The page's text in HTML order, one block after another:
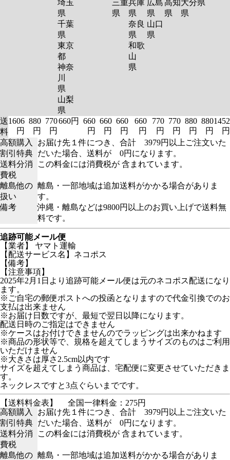
埼玉
県
千葉
県
東京
都
神奈
川
県
山梨
県
三重
県
兵庫
県
奈良
県
和歌
山
県
広島
県
山口
県
高知
県
大分
県
県
送
料
1606
円
880
円
770
円
660円
660
円
660
円
660
円
660
円
770
円
770
円
880
円
880
円
1452
円
高額購入
割引特典
お届け先１件につき、合計 3979円以上ご注文いた
だいた場合、送料が 0円になります。
送料分消
費税
この料金には消費税が 含まれています。
離島他の
扱い
離島・一部地域は追加送料がかかる場合がありま
す。
備考
沖縄・離島などは9800円以上のお買い上げで送料無
料です。
追跡可能メール便
【業者】 ヤマト運輸
【配送サービス名】ネコポス
【備考】
【注意事項】
2025年2月1日より追跡可能メール便は元のネコポス配送になり
ます。
※ご自宅の郵便ポストへの投函となりますので代金引換でのお
支払は出来ません
※お届け日数ですが、最短で翌日以降になります。
配送日時のご指定はできません
※ケースはお付けできませんのでラッピングは出来かねます
※商品の形状等で、規格を超えてしまうサイズのものはご利用
いただけません
※大きさは厚さ2.5cm以内です
サイズを超えてしまう商品は、宅配便に変更させていただきま
す。
ネックレスですと3点ぐらいまでです。
【送料料金表】
全国一律料金：275円
高額購入
割引特典
お届け先１件につき、合計 3979円以上ご注文いた
だいた場合、送料が 0円になります。
送料分消
費税
この料金には消費税が 含まれています。
離島他の 離島・一部地域は追加送料がかかる場合がありま